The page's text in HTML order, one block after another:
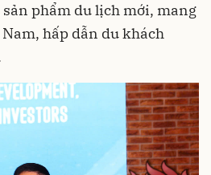
phẩm du lịch mới, mang
hấp dẫn du khách